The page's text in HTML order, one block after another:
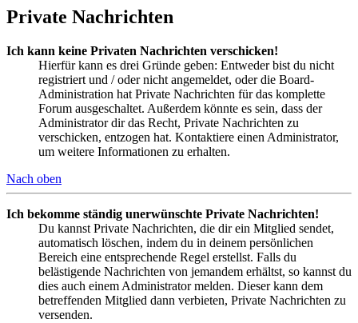
Private Nachrichten
Ich kann keine Privaten Nachrichten verschicken!
Hierfür kann es drei Gründe geben: Entweder bist du nicht
registriert und / oder nicht angemeldet, oder die Board-
Administration hat Private Nachrichten für das komplette
Forum ausgeschaltet. Außerdem könnte es sein, dass der
Administrator dir das Recht, Private Nachrichten zu
verschicken, entzogen hat. Kontaktiere einen Administrator,
um weitere Informationen zu erhalten.
Nach oben
Ich bekomme ständig unerwünschte Private Nachrichten!
Du kannst Private Nachrichten, die dir ein Mitglied sendet,
automatisch löschen, indem du in deinem persönlichen
Bereich eine entsprechende Regel erstellst. Falls du
belästigende Nachrichten von jemandem erhältst, so kannst du
dies auch einem Administrator melden. Dieser kann dem
betreffenden Mitglied dann verbieten, Private Nachrichten zu
versenden.